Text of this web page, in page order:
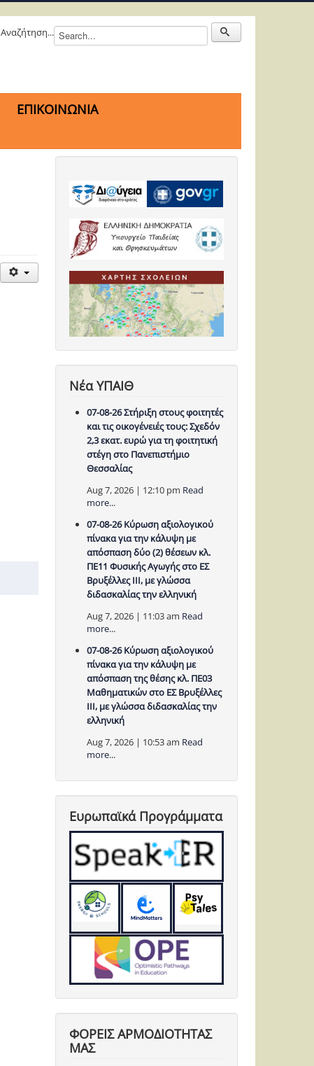
Αναζήτηση...
ΕΠΙΚΟΙΝΩΝΙΑ
Νέα ΥΠΑΙΘ
07-08-26 Στήριξη στους φοιτητές
και τις οικογένειές τους: Σχεδόν
2,3 εκατ. ευρώ για τη φοιτητική
στέγη στο Πανεπιστήμιο
Θεσσαλίας
Aug 7, 2026 | 12:10 pm Read
more...
07-08-26 Κύρωση αξιολογικού
πίνακα για την κάλυψη με
απόσπαση δύο (2) θέσεων κλ.
ΠΕ11 Φυσικής Αγωγής στο ΕΣ
Βρυξέλλες ΙΙΙ, με γλώσσα
διδασκαλίας την ελληνική
Aug 7, 2026 | 11:03 am Read
more...
07-08-26 Κύρωση αξιολογικού
πίνακα για την κάλυψη με
απόσπαση της θέσης κλ. ΠΕ03
Μαθηματικών στο ΕΣ Βρυξέλλες
ΙΙΙ, με γλώσσα διδασκαλίας την
ελληνική
Aug 7, 2026 | 10:53 am Read
more...
Ευρωπαϊκά Προγράμματα
ΦΟΡΕΙΣ ΑΡΜΟΔΙΟΤΗΤΑΣ
ΜΑΣ